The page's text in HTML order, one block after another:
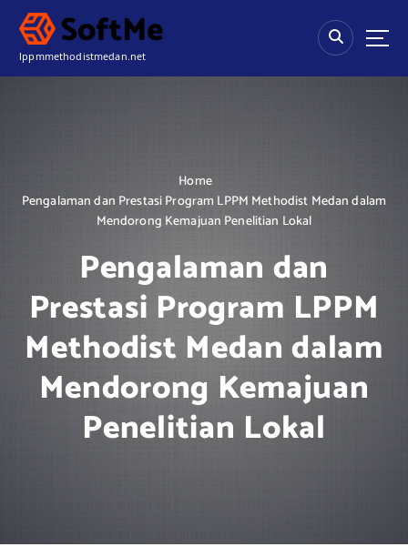
lppmmethodistmedan.net
Home
Pengalaman dan Prestasi Program LPPM Methodist Medan dalam
Mendorong Kemajuan Penelitian Lokal
Pengalaman dan
Prestasi Program LPPM
Methodist Medan dalam
Mendorong Kemajuan
Penelitian Lokal